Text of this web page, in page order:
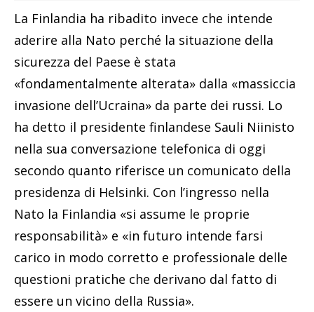
La Finlandia ha ribadito invece che intende
aderire alla Nato perché la situazione della
sicurezza del Paese è stata
«fondamentalmente alterata» dalla «massiccia
invasione dell’Ucraina» da parte dei russi. Lo
ha detto il presidente finlandese Sauli Niinisto
nella sua conversazione telefonica di oggi
secondo quanto riferisce un comunicato della
presidenza di Helsinki. Con l’ingresso nella
Nato la Finlandia «si assume le proprie
responsabilità» e «in futuro intende farsi
carico in modo corretto e professionale delle
questioni pratiche che derivano dal fatto di
essere un vicino della Russia».